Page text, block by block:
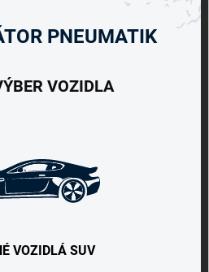
PNEUMATIK
VOZIDLA
VOZIDLÁ SUV